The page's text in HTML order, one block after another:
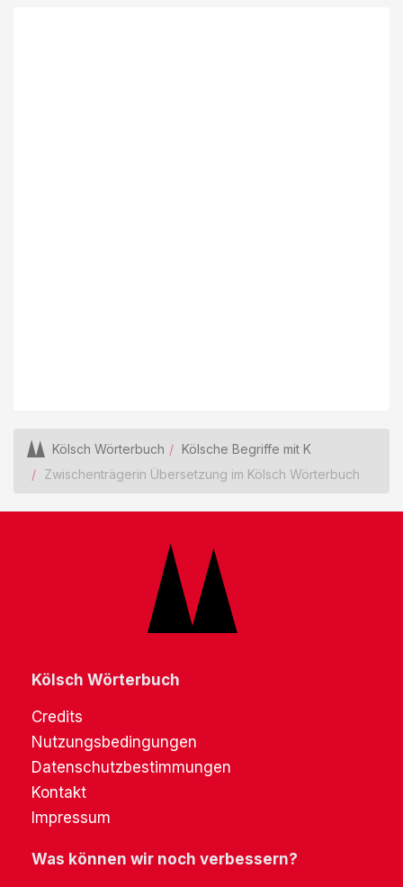
Kölsch Wörterbuch
Kölsche Begriffe mit K
Zwischenträgerin Übersetzung im Kölsch Wörterbuch
Kölsch Wörterbuch
Credits
Nutzungsbedingungen
Datenschutzbestimmungen
Kontakt
Impressum
Was können wir noch verbessern?